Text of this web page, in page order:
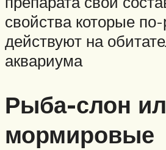
свойства которые
действуют на
аквариума
Рыба-слон
мормировые